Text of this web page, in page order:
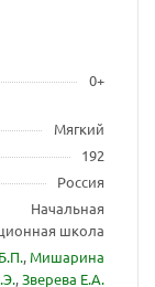
0+
Мягкий
192
Россия
Начальная
школа
, Мишарина
,Зверева Е.А.